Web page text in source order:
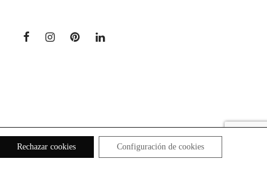
Rechazar cookies Configuración de cookies